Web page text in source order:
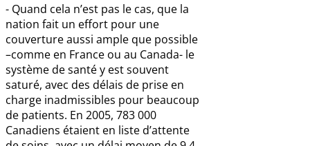
- Quand cela n’est pas le cas, que la
nation fait un effort pour une
couverture aussi ample que possible
–comme en France ou au Canada- le
système de santé y est souvent
saturé, avec des délais de prise en
charge inadmissibles pour beaucoup
de patients. En 2005, 783 000
Canadiens étaient en liste d’attente